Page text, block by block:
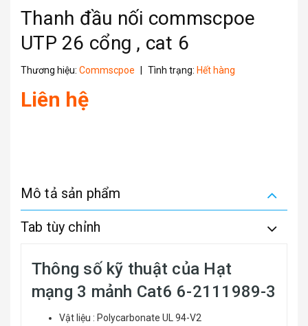
Thanh đầu nối commscpoe
UTP 26 cổng , cat 6
Thương hiệu: Commscpoe Tình trạng: Hết hàng
Liên hệ
Mô tả sản phẩm
Tab tùy chỉnh
Thông số kỹ thuật của Hạt
mạng 3 mảnh Cat6 6-2111989-3
Vật liệu : Polycarbonate UL 94-V2